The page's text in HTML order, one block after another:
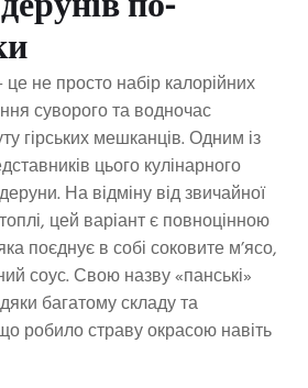
не просто набір калорійних
суворого та водночас
гірських мешканців. Одним із
цього кулінарного
На відміну від звичайної
цей варіант є повноцінною
поєднує в собі соковите м’ясо,
соус. Свою назву «панські»
багатому складу та
робило страву окрасою навіть